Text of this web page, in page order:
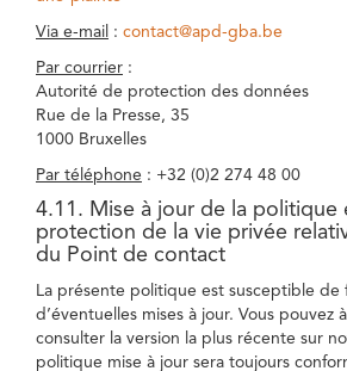
Via e-mail : contact@apd-gba.be
Par courrier :
Autorité de protection des données
Rue de la Presse, 35
1000 Bruxelles
Par téléphone : +32 (0)2 274 48 00
4.11. Mise à jour de la politique
protection de la vie privée
du Point de contact
La présente politique est susceptible de
d’éventuelles mises à jour. Vous pouvez
consulter la version la plus récente sur
politique mise à jour sera toujours